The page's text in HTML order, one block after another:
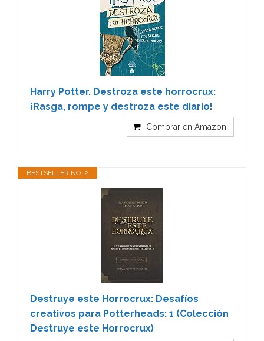
Harry Potter. Destroza este horrocrux:
¡Rasga, rompe y destroza este diario!
Comprar en Amazon
BESTSELLER NO. 2
Destruye este Horrocrux: Desafíos
creativos para Potterheads: 1 (Colección
Destruye este Horrocrux)